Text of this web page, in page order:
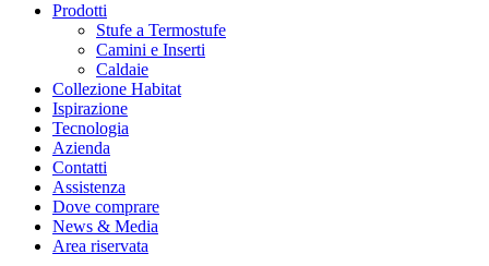
Prodotti
Stufe a Termostufe
Camini e Inserti
Caldaie
Collezione Habitat
Ispirazione
Tecnologia
Azienda
Contatti
Assistenza
Dove comprare
News & Media
Area riservata